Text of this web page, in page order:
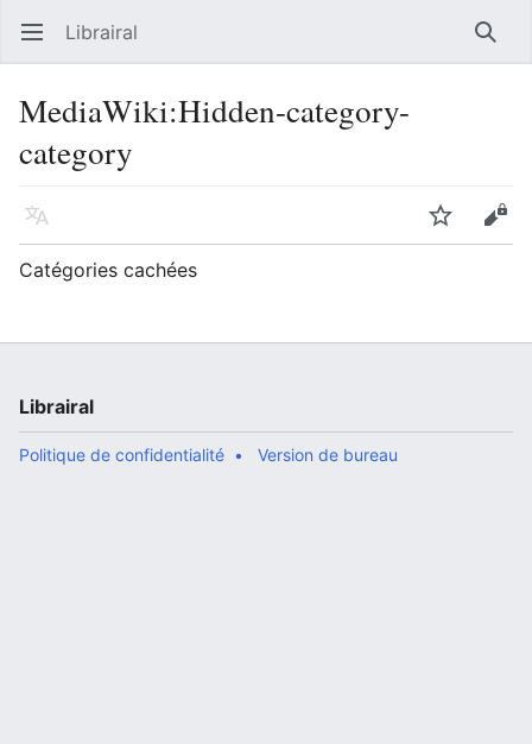
Ouvrir le menu principal Librairal
MediaWiki:Hidden-category-
category
Langue Suivre
Catégories cachées
Librairal
Politique de confidentialité Version de bureau